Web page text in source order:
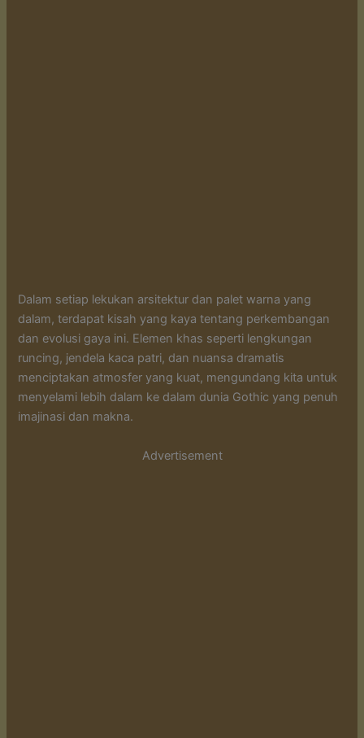
Dalam setiap lekukan arsitektur dan palet warna yang
dalam, terdapat kisah yang kaya tentang perkembangan
dan evolusi gaya ini. Elemen khas seperti lengkungan
runcing, jendela kaca patri, dan nuansa dramatis
menciptakan atmosfer yang kuat, mengundang kita untuk
menyelami lebih dalam ke dalam dunia Gothic yang penuh
imajinasi dan makna.
Advertisement